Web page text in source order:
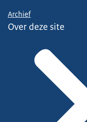
Archief
Over deze site